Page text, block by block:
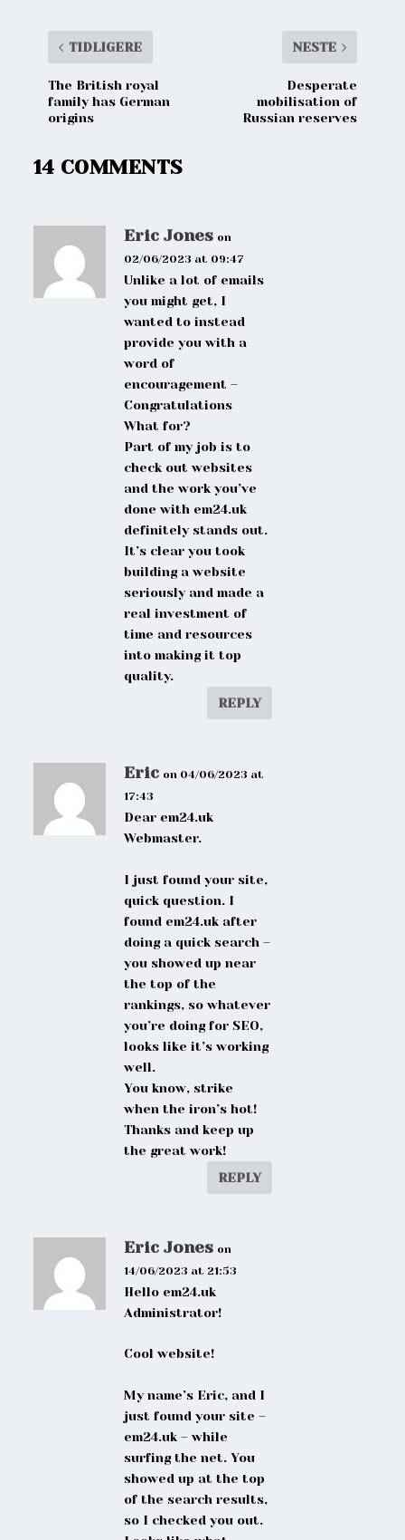
TIDLIGERE
The British royal
family has German
origins
NESTE
Desperate
mobilisation of
Russian reserves
14 COMMENTS
Eric Jones on
02/06/2023 at 09:47
Unlike a lot of emails
you might get, I
wanted to instead
provide you with a
word of
encouragement –
Congratulations
What for?
Part of my job is to
check out websites
and the work you’ve
done with em24.uk
definitely stands out.
It’s clear you took
building a website
seriously and made a
real investment of
time and resources
into making it top
quality.
REPLY
Eric on 04/06/2023 at
17:43
Dear em24.uk
Webmaster.
I just found your site,
quick question. I
found em24.uk after
doing a quick search –
you showed up near
the top of the
rankings, so whatever
you’re doing for SEO,
looks like it’s working
well.
You know, strike
when the iron’s hot!
Thanks and keep up
the great work!
REPLY
Eric Jones on
14/06/2023 at 21:53
Hello em24.uk
Administrator!
Cool website!
My name’s Eric, and I
just found your site –
em24.uk – while
surfing the net. You
showed up at the top
of the search results,
so I checked you out.